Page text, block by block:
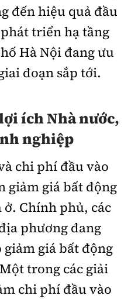
đến hiệu quả đầu
triển hạ tầng
Hà Nội đang ưu
đoạn sắp tới.
ích Nhà nước,
nghiệp
chi phí đầu vào
giảm giá bất động
ở. Chính phủ, các
phương đang
giá bất động
trong các giải
chi phí đầu vào